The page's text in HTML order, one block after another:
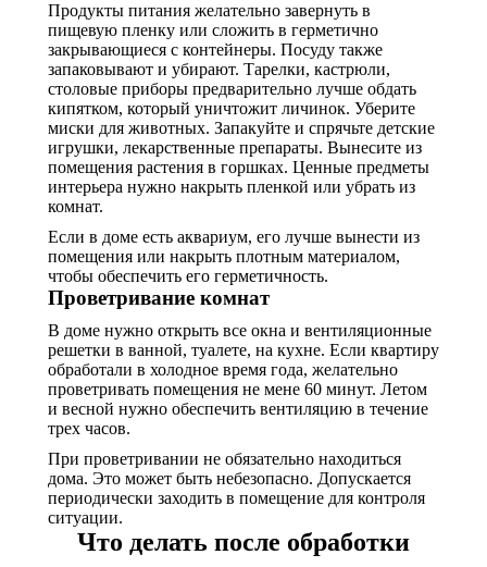
Продукты питания желательно завернуть в
пищевую пленку или сложить в герметично
закрывающиеся с контейнеры. Посуду также
запаковывают и убирают. Тарелки, кастрюли,
столовые приборы предварительно лучше обдать
кипятком, который уничтожит личинок. Уберите
миски для животных. Запакуйте и спрячьте детские
игрушки, лекарственные препараты. Вынесите из
помещения растения в горшках. Ценные предметы
интерьера нужно накрыть пленкой или убрать из
комнат.
Если в доме есть аквариум, его лучше вынести из
помещения или накрыть плотным материалом,
чтобы обеспечить его герметичность.
Проветривание комнат
В доме нужно открыть все окна и вентиляционные
решетки в ванной, туалете, на кухне. Если квартиру
обработали в холодное время года, желательно
проветривать помещения не мене 60 минут. Летом
и весной нужно обеспечить вентиляцию в течение
трех часов.
При проветривании не обязательно находиться
дома. Это может быть небезопасно. Допускается
периодически заходить в помещение для контроля
ситуации.
Что делать после обработки